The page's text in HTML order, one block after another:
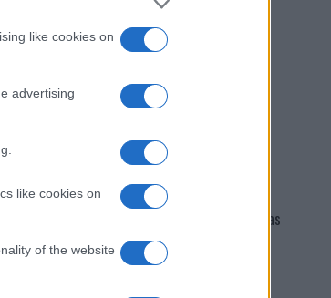
like cookies on
advertising
like cookies on
of the website
I nostri cari
Giovannimaria Cabras